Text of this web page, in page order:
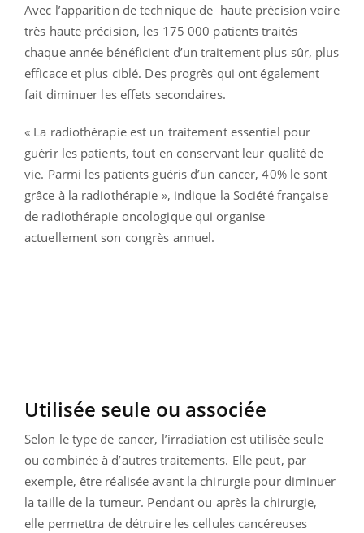
Avec l’apparition de technique de haute précision voire
très haute précision, les 175 000 patients traités
chaque année bénéficient d’un traitement plus sûr, plus
efficace et plus ciblé. Des progrès qui ont également
fait diminuer les effets secondaires.
« La radiothérapie est un traitement essentiel pour
guérir les patients, tout en conservant leur qualité de
vie. Parmi les patients guéris d’un cancer, 40% le sont
grâce à la radiothérapie », indique la Société française
de radiothérapie oncologique qui organise
actuellement son congrès annuel.
Utilisée seule ou associée
Selon le type de cancer, l’irradiation est utilisée seule
ou combinée à d’autres traitements. Elle peut, par
exemple, être réalisée avant la chirurgie pour diminuer
la taille de la tumeur. Pendant ou après la chirurgie,
elle permettra de détruire les cellules cancéreuses